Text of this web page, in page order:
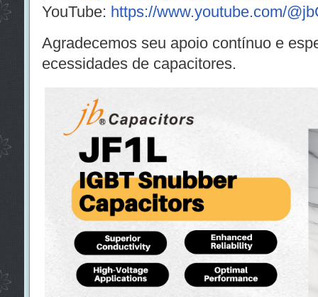
YouTube: https://www.youtube.com/
Agradecemos seu apoio contínuo e
ecessidades de capacitores.